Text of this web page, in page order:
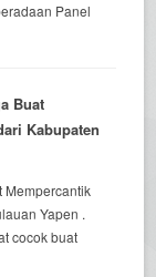
Panel
Buat
Kabupaten
Mempercantik
Yapen .
cocok buat